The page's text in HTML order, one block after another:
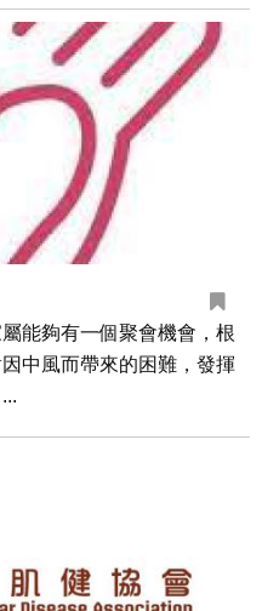
能夠有一個聚會機會，根
中風而帶來的困難，發揮